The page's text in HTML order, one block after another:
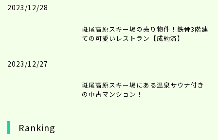
2023/12/28
斑尾高原スキー場の売り物件！鉄骨3階建
ての可愛いレストラン【成約済】
2023/12/27
斑尾高原スキー場にある温泉サウナ付き
の中古マンション！
Ranking